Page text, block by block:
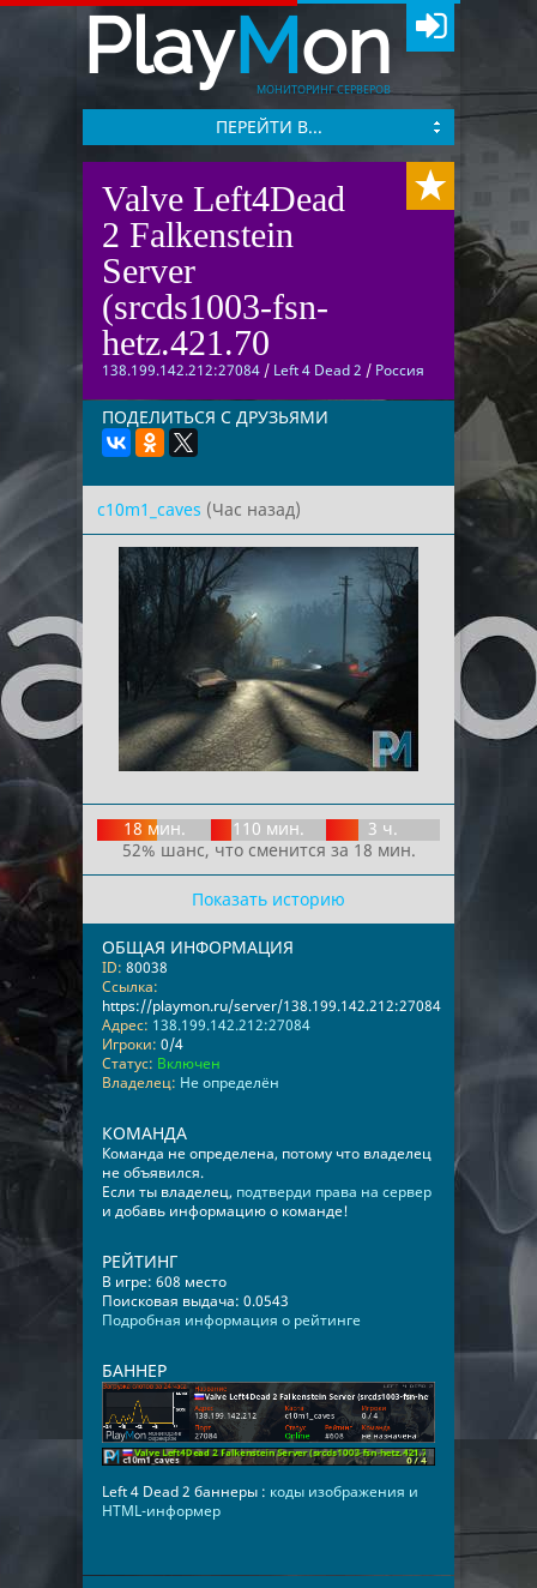
PlayMon
МОНИТОРИНГ СЕРВЕРОВ
ПЕРЕЙТИ В...
Valve Left4Dead
2 Falkenstein
Server
(srcds1003-fsn-
hetz.421.70
138.199.142.212:27084 / Left 4 Dead 2 / Россия
ПОДЕЛИТЬСЯ С ДРУЗЬЯМИ
c10m1_caves (Час назад)
18 мин. 110 мин.
3 ч.
52% шанс, что сменится за 18 мин.
Показать историю
ОБЩАЯ ИНФОРМАЦИЯ
ID: 80038
Ссылка:
https://playmon.ru/server/138.199.142.212:27084
Адрес: 138.199.142.212:27084
Игроки: 0/4
Статус: Включен
Владелец: Не определён
КОМАНДА
Команда не определена, потому что владелец
не объявился.
Если ты владелец, подтверди права на сервер
и добавь информацию о команде!
РЕЙТИНГ
В игре: 608 место
Поисковая выдача: 0.0543
Подробная информация о рейтинге
БАННЕР
Left 4 Dead 2 баннеры : коды изображения и
HTML-информер